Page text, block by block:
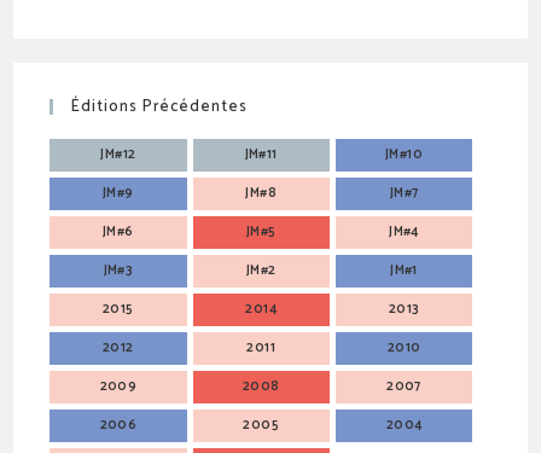
Éditions Précédentes
JM#12 JM#11
JM#10
JM#9
JM#8
JM#7
JM#6
JM#5
JM#4
JM#3
JM#2
JM#1
2015
2014
2013
2012
2011
2010
2009
2008
2007
2006
2005
2004